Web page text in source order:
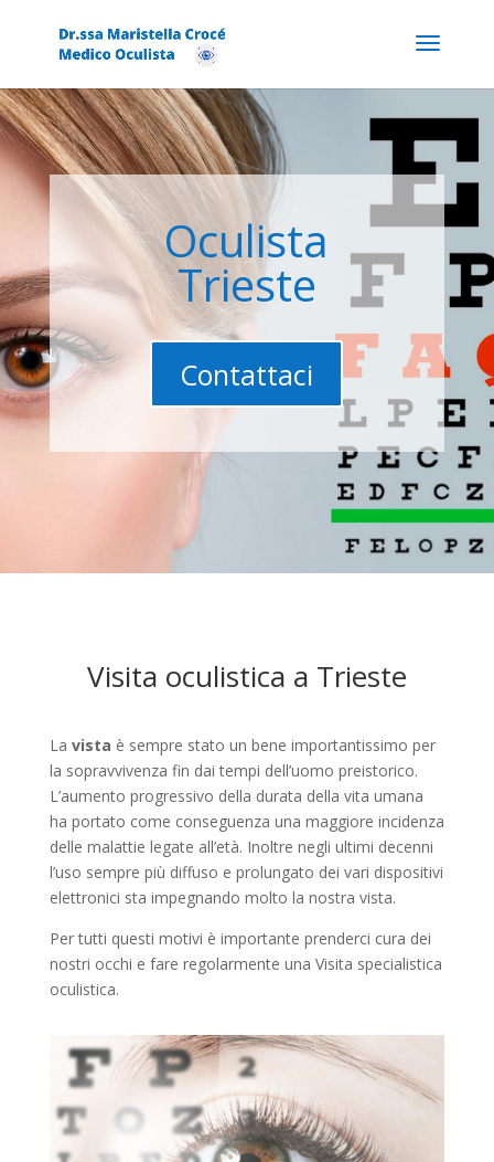
Oculista
Trieste
Contattaci
Visita oculistica a Trieste
La vista è sempre stato un bene importantissimo per
la sopravvivenza fin dai tempi dell’uomo preistorico.
L’aumento progressivo della durata della vita umana
ha portato come conseguenza una maggiore incidenza
delle malattie legate all’età. Inoltre negli ultimi decenni
l’uso sempre più diffuso e prolungato dei vari dispositivi
elettronici sta impegnando molto la nostra vista.
Per tutti questi motivi è importante prenderci cura dei
nostri occhi e fare regolarmente una Visita specialistica
oculistica.